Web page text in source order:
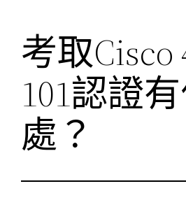
考取Cisco
101認證
處？